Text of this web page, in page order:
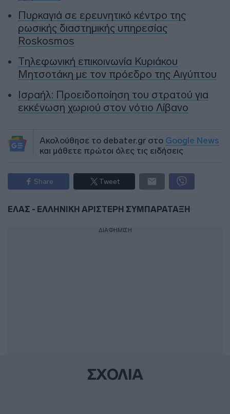
Πυρκαγιά σε ερευνητικό κέντρο της
ρωσικής διαστημικής υπηρεσίας
Roskosmos
Τηλεφωνική επικοινωνία Κυριάκου
Μητσοτάκη με τον πρόεδρο της Αιγύπτου
Ισραήλ: Προειδοποίηση του στρατού για
εκκένωση χωριού στον νότιο Λίβανο
Ακολούθησε το debater.gr στο Google News
και μάθετε πρώτοι όλες τις ειδήσεις
Share Tweet
ΕΛΑΣ - ΕΛΛΗΝΙΚΗ ΑΡΙΣΤΕΡΗ ΣΥΜΠΑΡΑΤΑΞΗ
ΔΙΑΦΗΜΙΣΗ
ΣΧΟΛΙΑ